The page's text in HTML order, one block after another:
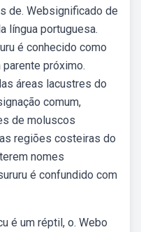
de. Websignificado de
língua portuguesa.
é conhecido como
próximo.
áreas lacustres do
comum,
de moluscos
regiões costeiras do
nomes
é confundido com
é um réptil, o. Webo